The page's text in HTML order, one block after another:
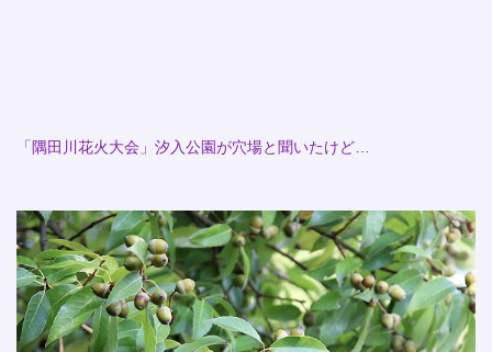
「隅田川花火大会」汐入公園が穴場と聞いたけど…